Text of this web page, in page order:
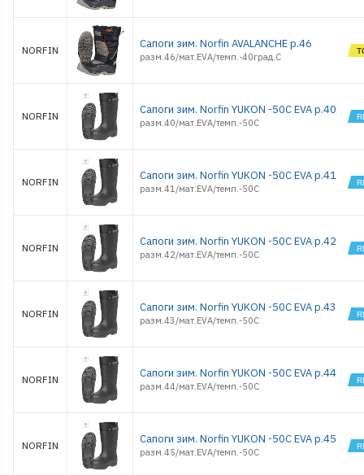
NORFIN Сапоги зим. Norfin AVALANCHE р.46
разм.46/мат.EVA/темп.-40град.С
NORFIN Сапоги зим. Norfin YUKON -50С EVA р.40
разм.40/мат.EVA/темп.-50С
NORFIN Сапоги зим. Norfin YUKON -50С EVA р.41
разм.41/мат.EVA/темп.-50С
NORFIN Сапоги зим. Norfin YUKON -50С EVA р.42
разм.42/мат.EVA/темп.-50С
NORFIN Сапоги зим. Norfin YUKON -50С EVA р.43
разм.43/мат.EVA/темп.-50С
NORFIN Сапоги зим. Norfin YUKON -50С EVA р.44
разм.44/мат.EVA/темп.-50С
NORFIN Сапоги зим. Norfin YUKON -50С EVA р.45
разм.45/мат.EVA/темп.-50С